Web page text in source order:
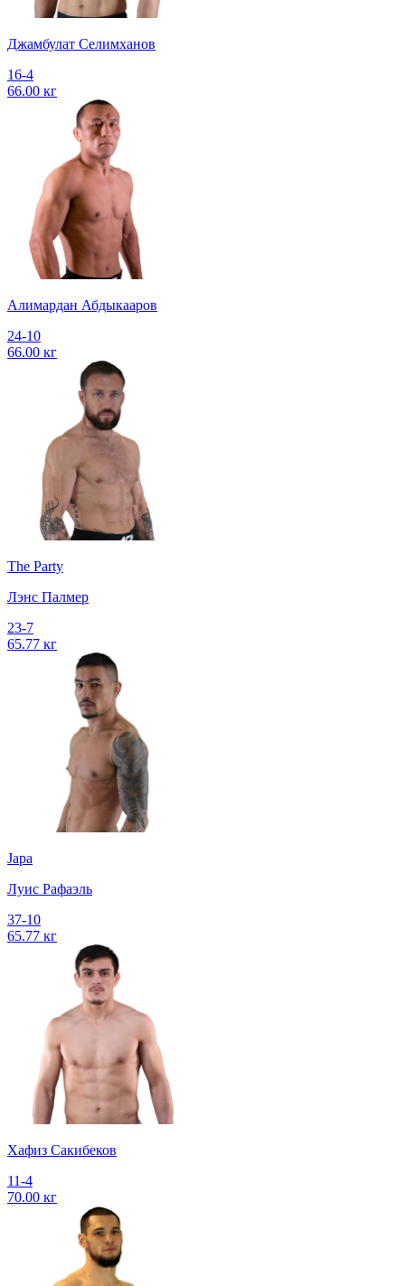
Джамбулат Селимханов
16-4
66.00 кг
Алимардан Абдыкааров
24-10
66.00 кг
The Party
Лэнс Палмер
23-7
65.77 кг
Japa
Луис Рафаэль
37-10
65.77 кг
Хафиз Сакибеков
11-4
70.00 кг